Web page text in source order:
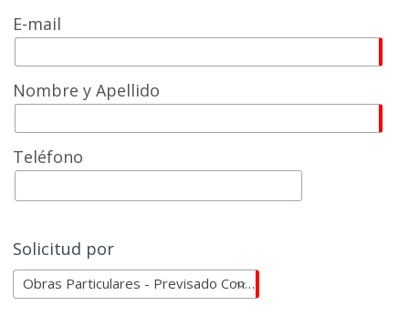
E-mail
Nombre y Apellido
Teléfono
Solicitud por
Obras Particulares - Previsado Conforme a Obra / Medición